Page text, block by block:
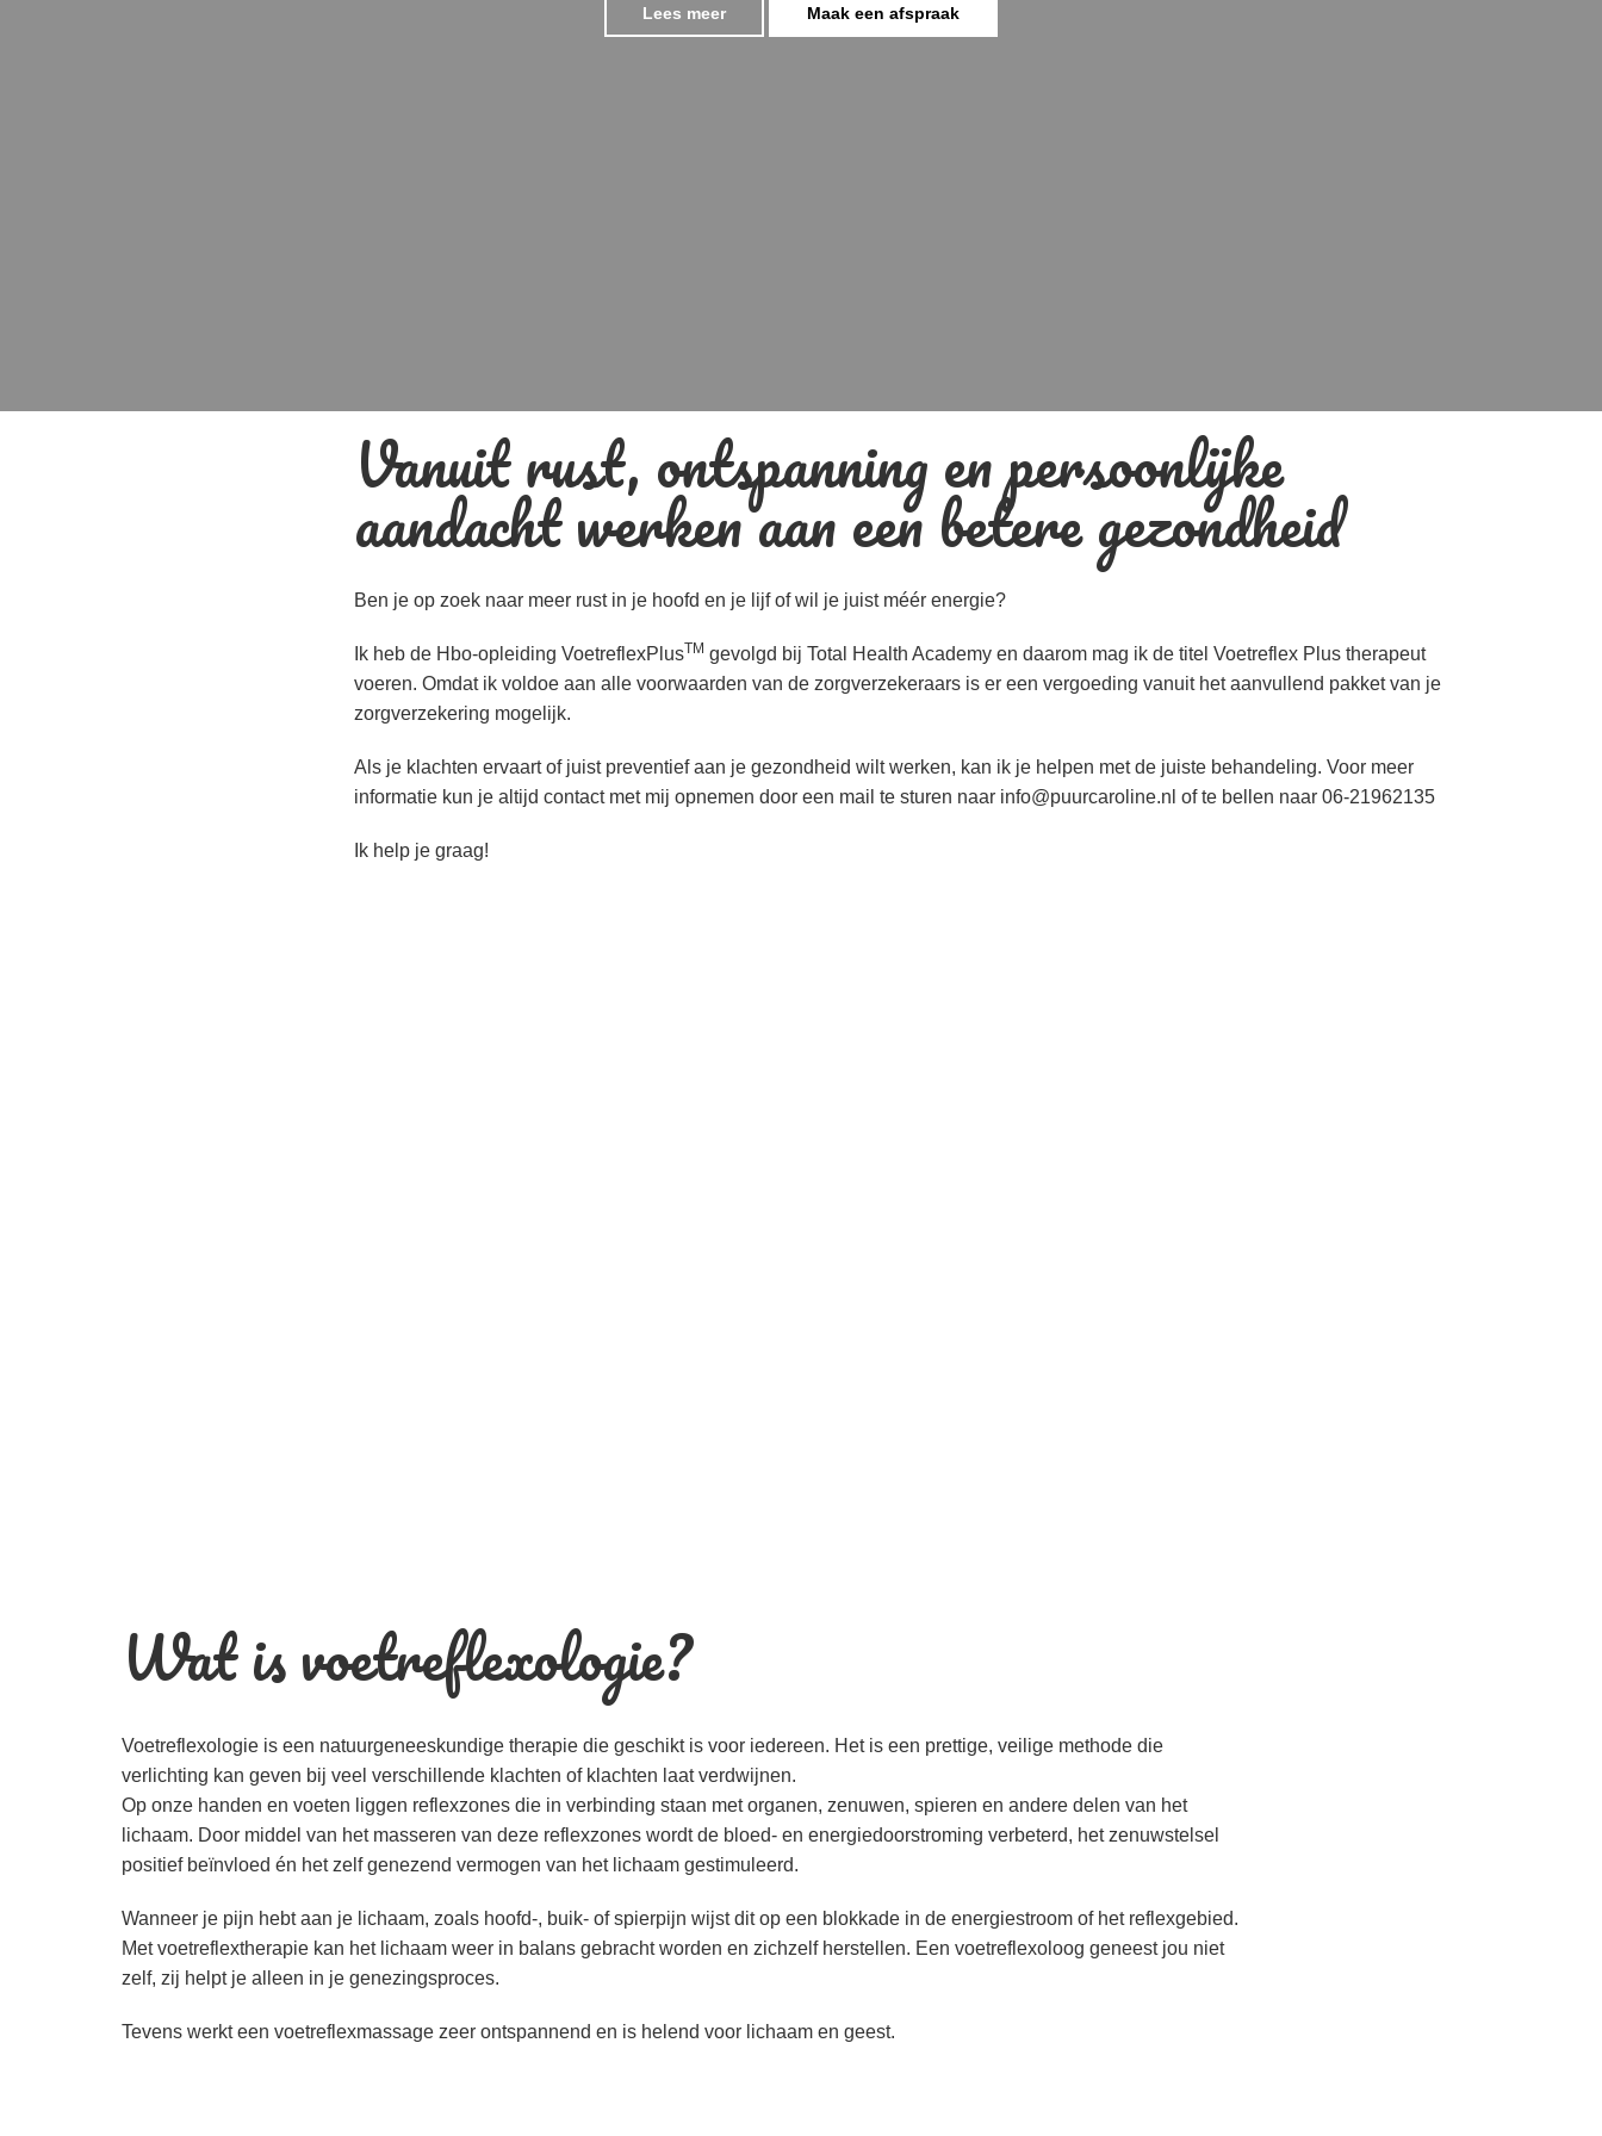
Lees meer Maak een afspraak
Vanuit rust, ontspanning en persoonlijke
aandacht werken aan een betere gezondheid
Ben je op zoek naar meer rust in je hoofd en je lijf of wil je juist méér energie?
Ik heb de Hbo-opleiding VoetreflexPlusTM gevolgd bij Total Health Academy en daarom mag ik de titel Voetreflex Plus therapeut
voeren. Omdat ik voldoe aan alle voorwaarden van de zorgverzekeraars is er een vergoeding vanuit het aanvullend pakket van je
zorgverzekering mogelijk.
Als je klachten ervaart of juist preventief aan je gezondheid wilt werken, kan ik je helpen met de juiste behandeling. Voor meer
informatie kun je altijd contact met mij opnemen door een mail te sturen naar info@puurcaroline.nl of te bellen naar 06-21962135
Ik help je graag!
Wat is voetreflexologie?
Voetreflexologie is een natuurgeneeskundige therapie die geschikt is voor iedereen. Het is een prettige, veilige methode die
verlichting kan geven bij veel verschillende klachten of klachten laat verdwijnen.
Op onze handen en voeten liggen reflexzones die in verbinding staan met organen, zenuwen, spieren en andere delen van het
lichaam. Door middel van het masseren van deze reflexzones wordt de bloed- en energiedoorstroming verbeterd, het zenuwstelsel
positief beïnvloed én het zelf genezend vermogen van het lichaam gestimuleerd.
Wanneer je pijn hebt aan je lichaam, zoals hoofd-, buik- of spierpijn wijst dit op een blokkade in de energiestroom of het reflexgebied.
Met voetreflextherapie kan het lichaam weer in balans gebracht worden en zichzelf herstellen. Een voetreflexoloog geneest jou niet
zelf, zij helpt je alleen in je genezingsproces.
Tevens werkt een voetreflexmassage zeer ontspannend en is helend voor lichaam en geest.